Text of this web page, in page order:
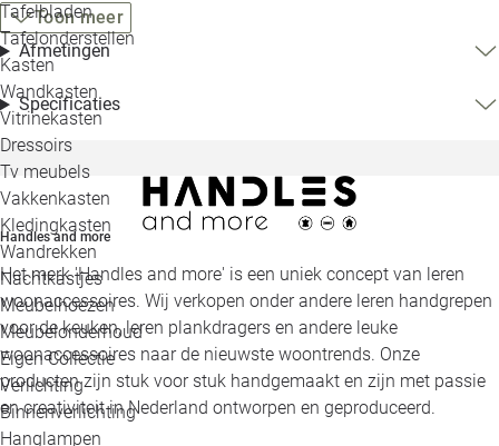
Tafelbladen
Tafelonderstellen
Kasten
Wandkasten
Vitrinekasten
Dressoirs
Tv meubels
Vakkenkasten
Kledingkasten
Wandrekken
Nachtkastjes
Meubelhoezen
Meubelonderhoud
Eigen Collectie
Verlichting
Binnenverlichting
Hanglampen
Toon meer
Afmetingen
Specificaties
Handles and more
Het merk 'Handles and more' is een uniek concept van leren
woonaccessoires. Wij verkopen onder andere leren handgrepen
voor de keuken, leren plankdragers en andere leuke
woonaccessoires naar de nieuwste woontrends. Onze
producten zijn stuk voor stuk handgemaakt en zijn met passie
en creativiteit in Nederland ontworpen en geproduceerd.